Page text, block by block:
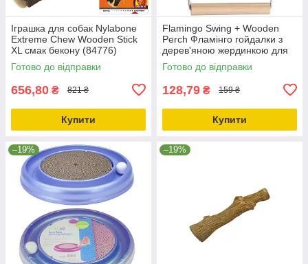
Іграшка для собак Nylabone
Extreme Chew Wooden Stick
XL смак бекону (84776)
Готово до відправки
656,80 ₴ 821 ₴
Купити
Flamingo Swing + Wooden
Perch Фламінго гойдалки з
дерев'яною жердинкою для
птахів 0
Готово до відправки
128,79 ₴ 159 ₴
Купити
–19% –19%